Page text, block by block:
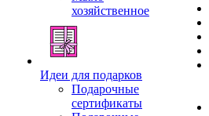
хозяйственное
Идеи для подарков
Подарочные
сертификаты